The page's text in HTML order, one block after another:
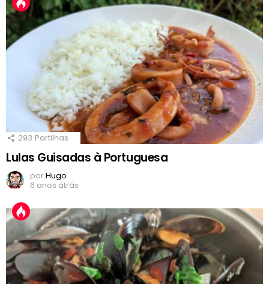
293 Partilhas
Lulas Guisadas à Portuguesa
porHugo
6 anos atrás